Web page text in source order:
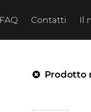
FAQ Contatti Il
Prodotto